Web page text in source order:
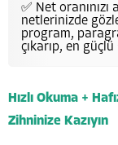
✅ Net oranınızı
netlerinizde
program,
çıkarıp, en
Hızlı Okuma +
Zihninize Kazıyın